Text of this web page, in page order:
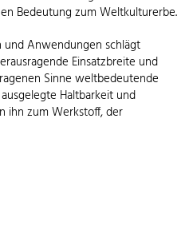
Bedeutung zum Weltkulturerbe.
Anwendungen schlägt
Einsatzbreite und
Sinne weltbedeutende
Haltbarkeit und
ihn zum Werkstoff, der